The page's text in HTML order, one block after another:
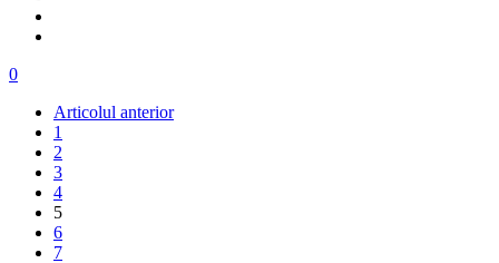
0
Articolul anterior
1
2
3
4
5
6
7